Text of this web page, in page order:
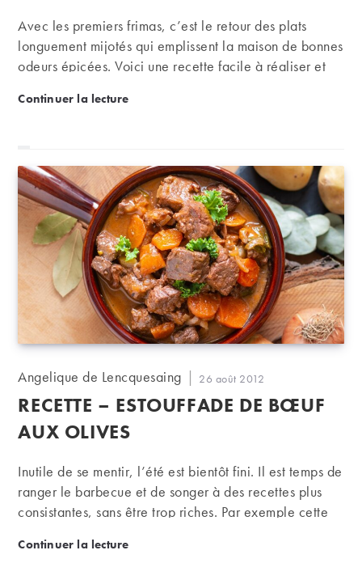
Avec les premiers frimas, c’est le retour des plats
longuement mijotés qui emplissent la maison de bonnes
odeurs épicées. Voici une recette facile à réaliser et
sud comme un châteauneuf-du-pape de quelques
Continuer la lectureRecette : épaule d’agneau confite aux épices
Auteur/autrice
la
publication :
Angelique de Lencquesaing
Publication
publiée :
26 août 2012
RECETTE – ESTOUFFADE DE BŒUF
AUX OLIVES
Inutile de se mentir, l’été est bientôt fini. Il est temps de
ranger le barbecue et de songer à des recettes plus
consistantes, sans être trop riches. Par exemple cette
goût de vos vacances au bord de la Méditerranée…
Continuer la lectureRecette – Estouffade de bœuf aux olives